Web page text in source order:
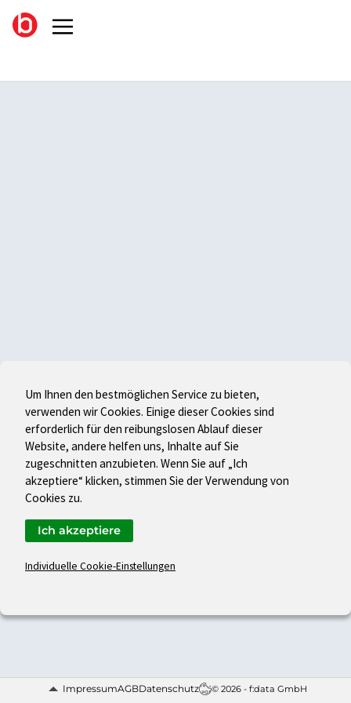
ImpressumAGBDatenschutz © 2026 - f:data GmbH
Um Ihnen den bestmöglichen Service zu bieten,
verwenden wir Cookies. Einige dieser Cookies sind
erforderlich für den reibungslosen Ablauf dieser
Website, andere helfen uns, Inhalte auf Sie
zugeschnitten anzubieten. Wenn Sie auf „Ich
akzeptiere“ klicken, stimmen Sie der Verwendung von
Cookies zu.
Individuelle Cookie-Einstellungen
Ich akzeptiere